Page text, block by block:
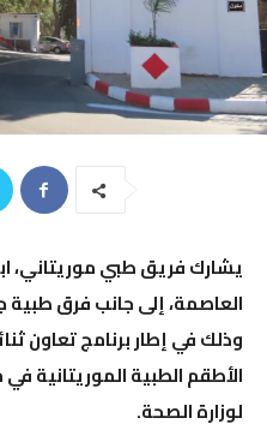
يشارك فريق طبي موريتاني،
العاصمة، إلى جانب فرق طبية
وذلك في إطار برنامج تعاون
الأطقم الطبية الموريتانية
لوزارة الصحة.